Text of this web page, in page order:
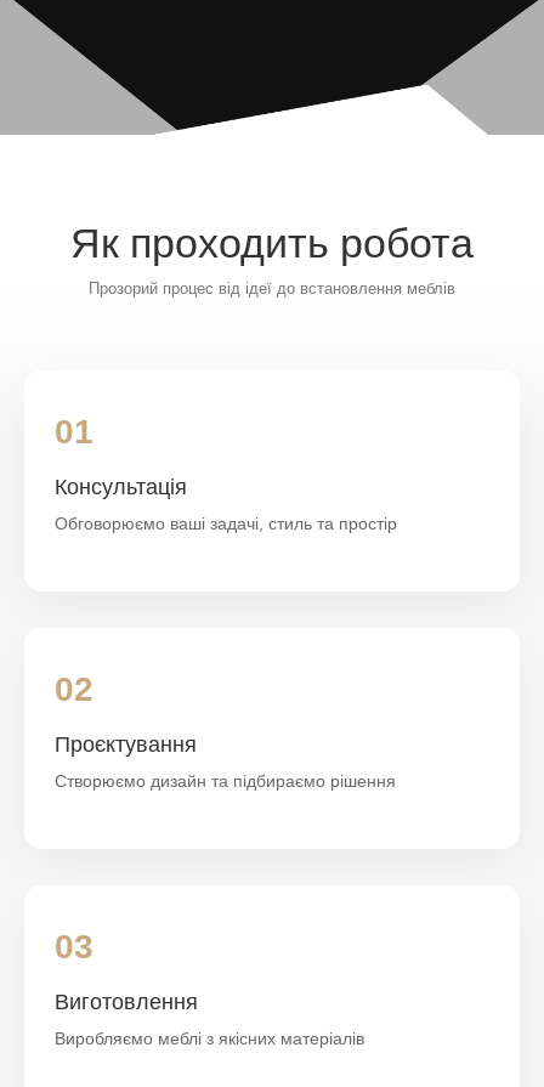
Як проходить робота
Прозорий процес від ідеї до встановлення меблів
01
Консультація
Обговорюємо ваші задачі, стиль та простір
02
Проєктування
Створюємо дизайн та підбираємо рішення
03
Виготовлення
Виробляємо меблі з якісних матеріалів